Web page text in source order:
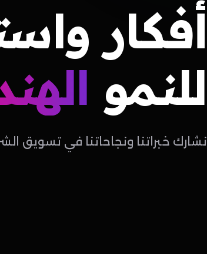
أفكار
للنمو
نشارك خبراتنا ونجاحاتنا في تسويق